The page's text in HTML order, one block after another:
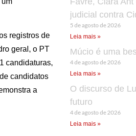
registros de
geral, o PT
candidaturas,
candidatos
a
judicial contra
5 de agosto de 2026
Leia mais »
Múcio é uma
4 de agosto de 2026
Leia mais »
O discurso de
futuro
4 de agosto de 2026
Leia mais »